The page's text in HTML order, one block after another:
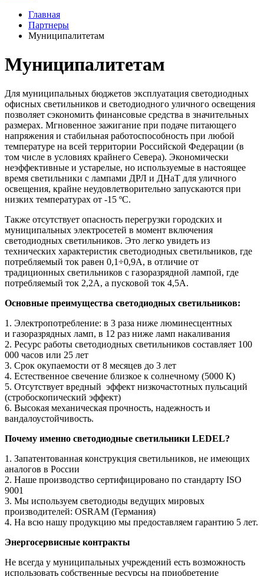
Главная
Партнеры
Муниципалитетам
Муниципалитетам
Для муниципальных бюджетов эксплуатация светодиодных
офисных светильников и светодиодного уличного освещения
позволяет сэкономить финансовые средства в значительных
размерах. Мгновенное зажигание при подаче питающего
напряжения и стабильная работоспособность при любой
температуре на всей территории Российской Федерации (в
том числе в условиях крайнего Севера). Экономически
неэффективные и устарелые, но используемые в настоящее
время светильники с лампами ДРЛ и ДНаТ для уличного
освещения, крайне неудовлетворительно запускаются при
низких температурах от -15 ºС.
Также отсутствует опасность перегрузки городских и
муниципальных электросетей в момент включения
светодиодных светильников. Это легко увидеть из
технических характеристик светодиодных светильников, где
потребляемый ток равен 0,1÷0,9А, в отличие от
традиционных светильников с газоразрядной лампой, где
потребляемый ток 2,2А, а пусковой ток 4,5А.
Основные преимущества светодиодных светильников:
1. Электропотребление: в 3 раза ниже люминесцентных
и газоразрядных ламп, в 12 раз ниже ламп накаливания
2. Ресурс работы светодиодных светильников составляет 100
000 часов или 25 лет
3. Срок окупаемости от 8 месяцев до 3 лет
4. Естественное свечение близкое к солнечному (5000 К)
5. Отсутствует вредный эффект низкочастотных пульсаций
(стробоскопический эффект)
6. Высокая механическая прочность, надежность и
вандалоустойчивость.
Почему именно светодиодные светильники LEDEL?
1. Запатентованная конструкция светильников, не имеющих
аналогов в России
2. Наше производство сертифицировано по стандарту ISO
9001
3. Мы используем светодиоды ведущих мировых
производителей: OSRAM (Германия)
4. На всю нашу продукцию мы предоставляем гарантию 5 лет.
Энергосервисные контракты
Не всегда у муниципальных учреждений есть возможность
использовать собственные ресурсы на приобретение